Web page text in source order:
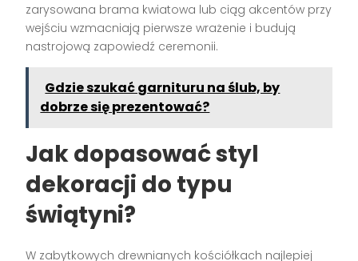
zarysowana brama kwiatowa lub ciąg akcentów przy
wejściu wzmacniają pierwsze wrażenie i budują
nastrojową zapowiedź ceremonii.
Gdzie szukać garnituru na ślub, by
dobrze się prezentować?
Jak dopasować styl
dekoracji do typu
świątyni?
W zabytkowych drewnianych kościółkach najlepiej